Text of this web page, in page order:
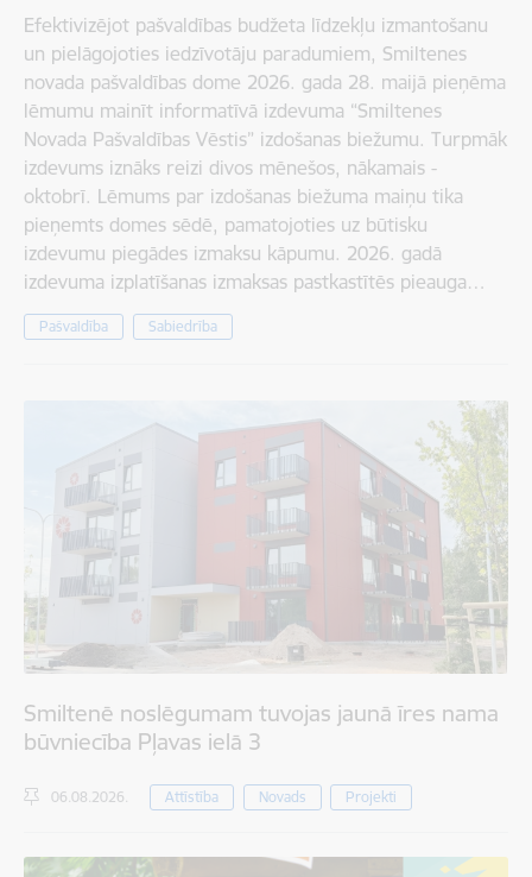
Efektivizējot pašvaldības budžeta līdzekļu izmantošanu
un pielāgojoties iedzīvotāju paradumiem, Smiltenes
novada pašvaldības dome 2026. gada 28. maijā pieņēma
lēmumu mainīt informatīvā izdevuma “Smiltenes
Novada Pašvaldības Vēstis” izdošanas biežumu. Turpmāk
izdevums iznāks reizi divos mēnešos, nākamais -
oktobrī. Lēmums par izdošanas biežuma maiņu tika
pieņemts domes sēdē, pamatojoties uz būtisku
izdevumu piegādes izmaksu kāpumu. 2026. gadā
izdevuma izplatīšanas izmaksas pastkastītēs pieauga…
Pašvaldība Sabiedrība
Smiltenē noslēgumam tuvojas jaunā īres nama
būvniecība Pļavas ielā 3
06.08.2026. Attīstība Novads Projekti